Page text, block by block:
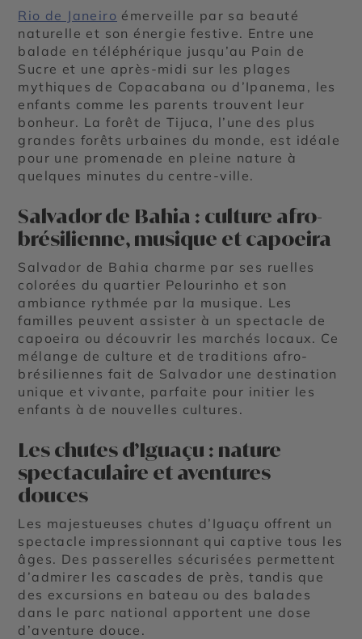
Rio de Janeiro émerveille par sa beauté
naturelle et son énergie festive. Entre une
balade en téléphérique jusqu’au Pain de
Sucre et une après-midi sur les plages
mythiques de Copacabana ou d’Ipanema, les
enfants comme les parents trouvent leur
bonheur. La forêt de Tijuca, l’une des plus
grandes forêts urbaines du monde, est idéale
pour une promenade en pleine nature à
quelques minutes du centre-ville.
Salvador de Bahia : culture afro-
brésilienne, musique et capoeira
Salvador de Bahia charme par ses ruelles
colorées du quartier Pelourinho et son
ambiance rythmée par la musique. Les
familles peuvent assister à un spectacle de
capoeira ou découvrir les marchés locaux. Ce
mélange de culture et de traditions afro-
brésiliennes fait de Salvador une destination
unique et vivante, parfaite pour initier les
enfants à de nouvelles cultures.
Les chutes d’Iguaçu : nature
spectaculaire et aventures
douces
Les majestueuses chutes d’Iguaçu offrent un
spectacle impressionnant qui captive tous les
âges. Des passerelles sécurisées permettent
d’admirer les cascades de près, tandis que
des excursions en bateau ou des balades
dans le parc national apportent une dose
d’aventure douce.